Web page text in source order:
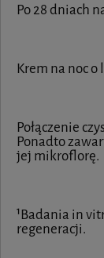
Po 28 dniach
Krem na noc
Połączenie
Ponadto
jej mikroflorę.
¹Badania in
regeneracji.